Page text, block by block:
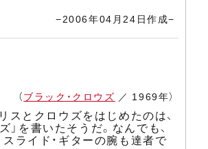
−2006年04月24日作成−
（ブラック・クロウズ ／ 1969年）
スとクロウズをはじめたのは、
を書いたそうだ。なんでも、
ライド・ギターの腕も達者で